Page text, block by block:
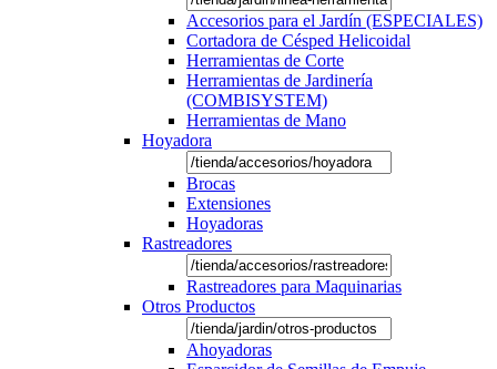
Accesorios para el Jardín (ESPECIALES)
Cortadora de Césped Helicoidal
Herramientas de Corte
Herramientas de Jardinería
(COMBISYSTEM)
Herramientas de Mano
Hoyadora
Brocas
Extensiones
Hoyadoras
Rastreadores
Rastreadores para Maquinarias
Otros Productos
Ahoyadoras